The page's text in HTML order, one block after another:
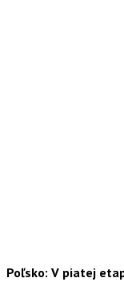
Poľsko: V piatej